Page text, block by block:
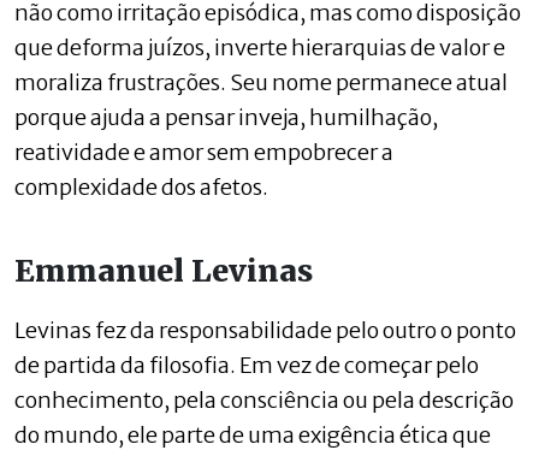
não como irritação episódica, mas como disposição
que deforma juízos, inverte hierarquias de valor e
moraliza frustrações. Seu nome permanece atual
porque ajuda a pensar inveja, humilhação,
reatividade e amor sem empobrecer a
complexidade dos afetos.
Emmanuel Levinas
Levinas fez da responsabilidade pelo outro o ponto
de partida da filosofia. Em vez de começar pelo
conhecimento, pela consciência ou pela descrição
do mundo, ele parte de uma exigência ética que